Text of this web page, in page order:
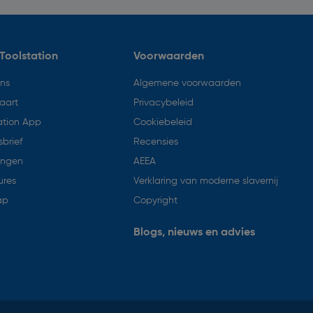
App
Voorwaarden
Algemene voorwaarden
Privacybeleid
Cookiebeleid
Recensies
AEEA
Verklaring van moderne slavernij
Copyright
Blogs, nieuws en advies